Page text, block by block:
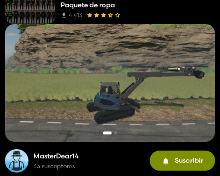
MasterDear14
33 suscriptores
Suscribir
Paquete de ropa
4 413